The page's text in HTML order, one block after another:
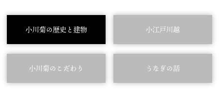
小川菊の歴史と建物 小江戸川越
小川菊のこだわり うなぎの話